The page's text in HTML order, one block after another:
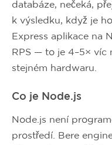
databáze, nečeká,
k výsledku, když je
Express aplikace na
RPS — to je 4–5× víc
stejném hardwaru.
Co je Node.js
Node.js není
prostředí. Bere